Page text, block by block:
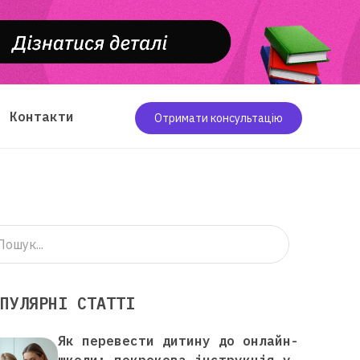
Контакти Отримати консультацію
СТАТТІ
Як перевести дитину до онлайн-